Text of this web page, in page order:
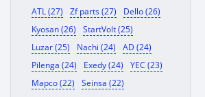
ATL (27)
Zf parts (27)
Dello (26)
Kyosan (26)
StartVolt (25)
Luzar (25)
Nachi (24)
AD (24)
Pilenga (24)
Exedy (24)
YEC (23)
Mapco (22)
Seinsa (22)